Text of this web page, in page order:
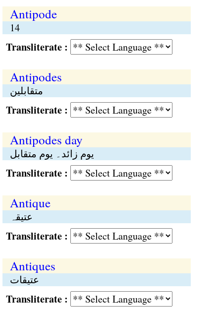
Antipode
14
:
Antipodes
متقابلین
:
Antipodes day
یوم زائد۔ یوم متقابل
:
Antique
عتیقہ
:
Antiques
عتیقات
: